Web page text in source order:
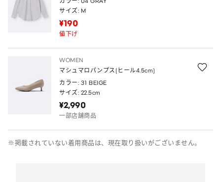
サイズ: M
¥190
値下げ
WOMEN
マシュマロパンプス(ヒール4.5cm)
カラー: 31 BEIGE
サイズ: 22.5cm
¥2,990
一部店舗商品
※掲載されていない着用商品は、現在取り扱いがございません。